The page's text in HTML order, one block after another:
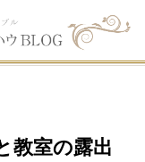
教室の露出